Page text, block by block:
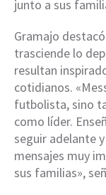
junto a sus
Gramajo
trasciende lo
resultan
cotidianos.
futbolista, sino
como líder.
seguir adelante
mensajes muy
sus familias»,